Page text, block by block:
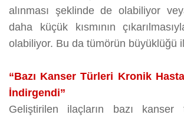
alınması şeklinde de olabiliyor
daha küçük kısmının
olabiliyor. Bu da tümörün büyüklüğü
“Bazı Kanser Türleri Kronik
İndirgendi”
Geliştirilen ilaçların bazı kanser